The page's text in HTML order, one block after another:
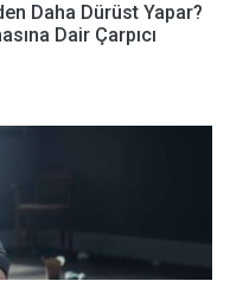
Daha Dürüst Yapar?
Dair Çarpıcı